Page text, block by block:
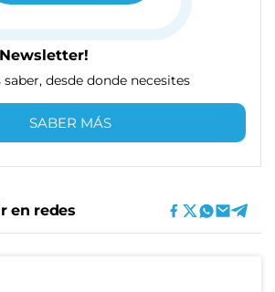
desde donde necesites
SABER MÁS
en redes